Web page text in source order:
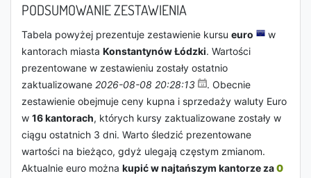
PODSUMOWANIE ZESTAWIENIA
Tabela powyżej prezentuje zestawienie kursu euro
w
kantorach miasta Konstantynów Łódzki. Wartości
prezentowane w zestawieniu zostały ostatnio
zaktualizowane 2026-08-08 20:28:13
. Obecnie
zestawienie obejmuje ceny kupna i sprzedaży waluty Euro
w 16 kantorach, których kursy zaktualizowane zostały w
ciągu ostatnich 3 dni. Warto śledzić prezentowane
wartości na bieżąco, gdyż ulegają częstym zmianom.
Aktualnie euro można kupić w najtańszym kantorze za0